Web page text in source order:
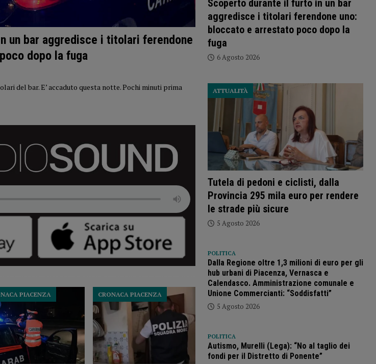
un bar aggredisce i titolari ferendone
dopo la fuga
del bar. E’ accaduto questa notte. Pochi minuti prima
PIACENZA CRONACA PIACENZA
Scoperto durante il furto in un bar
aggredisce i titolari ferendone uno:
bloccato e arrestato poco dopo la
fuga
6 Agosto 2026
Tutela di pedoni e ciclisti, dalla
Provincia 295 mila euro per rendere
le strade più sicure
ATTUALITÀ
5 Agosto 2026
POLITICA
Dalla Regione oltre 1,3 milioni di euro per gli
hub urbani di Piacenza, Vernasca e
Calendasco. Amministrazione comunale e
Unione Commercianti: “Soddisfatti”
5 Agosto 2026
POLITICA
Autismo, Murelli (Lega): “No al taglio dei
fondi per il Distretto di Ponente”